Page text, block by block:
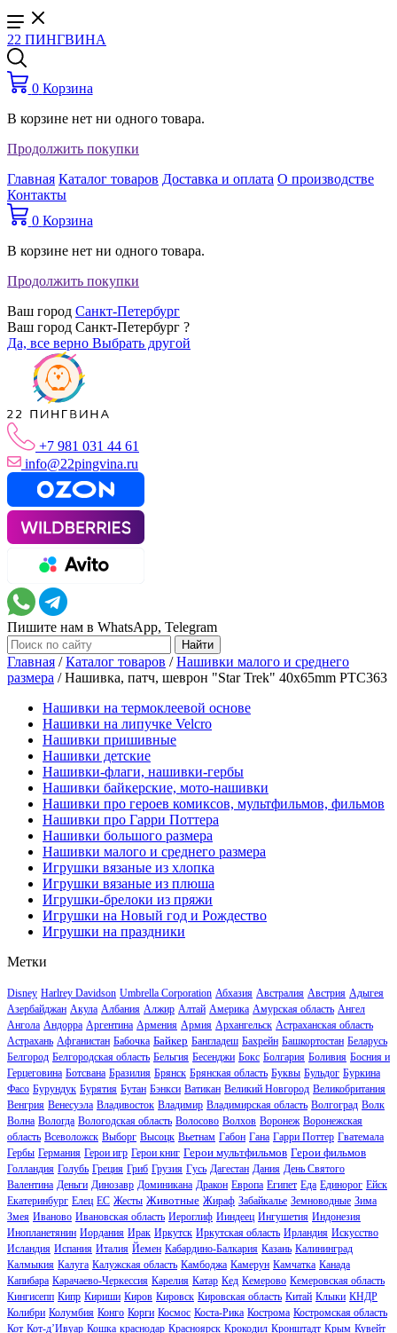
22 ПИНГВИНА
0 Корзина
В корзине нет ни одного товара.
Продолжить покупки
Главная Каталог товаров Доставка и оплата О производстве
Контакты
0 Корзина
В корзине нет ни одного товара.
Продолжить покупки
Ваш город Санкт-Петербург
Ваш город Санкт-Петербург ?
Да, все верно Выбрать другой
+7 981 031 44 61
info@22pingvina.ru
Пишите нам в WhatsApp, Telegram
Главная /Каталог товаров /Нашивки малого и среднего
размера /Нашивка, патч, шеврон "Star Trek" 40x65mm PTC363
Нашивки на термоклеевой основе
Нашивки на липучке Velcro
Нашивки пришивные
Нашивки детские
Нашивки-флаги, нашивки-гербы
Нашивки байкерские, мото-нашивки
Нашивки про героев комиксов, мультфильмов, фильмов
Нашивки про Гарри Поттера
Нашивки большого размера
Нашивки малого и среднего размера
Игрушки вязаные из хлопка
Игрушки вязаные из плюша
Игрушки-брелоки из пряжи
Игрушки на Новый год и Рождество
Игрушки на праздники
Метки
Disney Harlrey Davidson Umbrella Corporation Абхазия Австралия Австрия Адыгея
Азербайджан Акула Албания Алжир Алтай Америка Амурская область Ангел
Ангола Андорра Аргентина Армения Армия Архангельск Астраханская область
Астрахань Афганистан Бабочка Байкер Бангладеш Бахрейн Башкортостан Беларусь
Белгород Белгородская область Бельгия Бесенджи Бокс Болгария Боливия Босния и
Герцеговина Ботсвана Бразилия Брянск Брянская область Буквы Бульдог Буркина
Фасо Бурундук Бурятия Бутан Бэнкси Ватикан Великий Новгород Великобритания
Венгрия Венесуэла Владивосток Владимир Владимирская область Волгоград Волк
Волна Вологда Вологодская область Волосово Волхов Воронеж Воронежская
область Всеволожск Выборг Высоцк Вьетнам Габон Гана Гарри Поттер Гватемала
Гербы Германия Герои игр Герои книг Герои мультфильмов Герои фильмов
Голландия Голубь Греция Гриб Грузия Гусь Дагестан Дания День Святого
Валентина Деньги Динозавр Доминикана Дракон Европа Египет Еда Единорог Ейск
Екатеринбург Елец ЕС Жесты Животные Жираф Забайкалье Земноводные Зима
Змея Иваново Ивановская область Иероглиф Ииндеец Ингушетия Индонезия
Инопланетянин Иордания Ирак Иркутск Иркутская область Ирландия Искусство
Исландия Испания Италия Йемен Кабардино-Балкария Казань Калининград
Калмыкия Калуга Калужская область Камбоджа Камерун Камчатка Канада
Капибара Карачаево-Черкессия Карелия Катар Кед Кемерово Кемеровская область
Кингисепп Кипр Кириши Киров Кировск Кировская область Китай Клыки КНДР
Колибри Колумбия Конго Корги Космос Коста-Рика Кострома Костромская область
Кот Кот-д’Ивуар Кошка краснодар Красноярск Крокодил Кронштадт Крым Кувейт